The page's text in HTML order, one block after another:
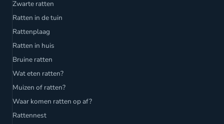
Zwarte ratten
Ratten in de tuin
Rattenplaag
Ratten in huis
Bruine ratten
Wat eten ratten?
Muizen of ratten?
Waar komen ratten op af?
Rattennest